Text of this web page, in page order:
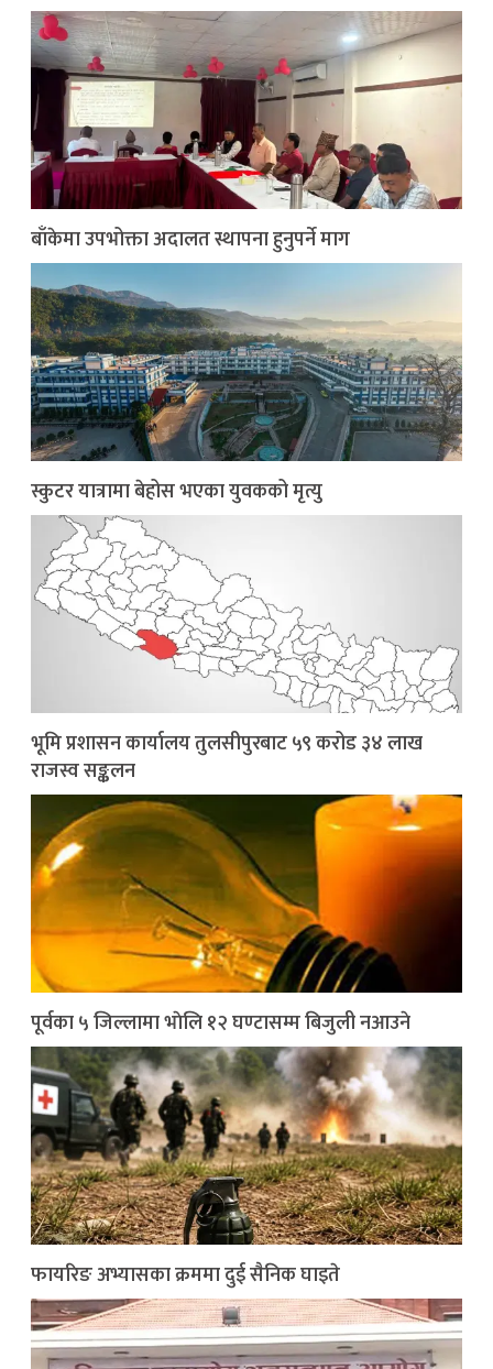
बाँकेमा उपभोक्ता अदालत स्थापना हुनुपर्ने माग
स्कुटर यात्रामा बेहोस भएका युवकको मृत्यु
भूमि प्रशासन कार्यालय तुलसीपुरबाट ५९ करोड ३४ लाख
राजस्व सङ्कलन
पूर्वका ५ जिल्लामा भाेलि १२ घण्टासम्म बिजुली नआउने
फायरिङ अभ्यासका क्रममा दुई सैनिक घाइते